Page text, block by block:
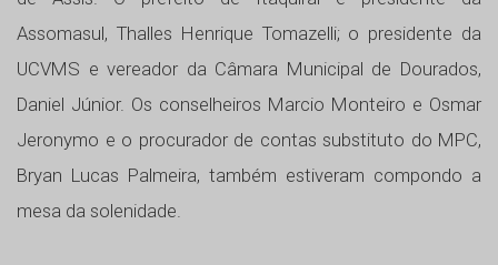
Assomasul, Thalles Henrique Tomazelli; o presidente da
UCVMS e vereador da Câmara Municipal de Dourados,
Daniel Júnior. Os conselheiros Marcio Monteiro e Osmar
Jeronymo e o procurador de contas substituto do MPC,
Bryan Lucas Palmeira, também estiveram compondo a
mesa da solenidade.